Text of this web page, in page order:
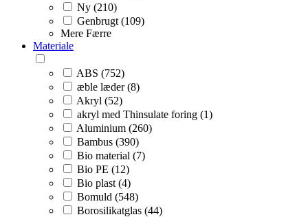
Ny (210)
Genbrugt (109)
Mere Færre
Materiale
ABS (752)
æble læder (8)
Akryl (52)
akryl med Thinsulate foring (1)
Aluminium (260)
Bambus (390)
Bio material (7)
Bio PE (12)
Bio plast (4)
Bomuld (548)
Borosilikatglas (44)